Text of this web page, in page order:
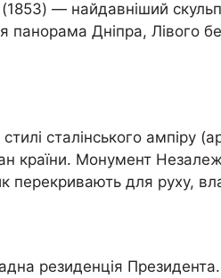
— найдавніший
Дніпра, Лівого
сталінського ампіру
Монумент
перекривають для руху,
резиденція